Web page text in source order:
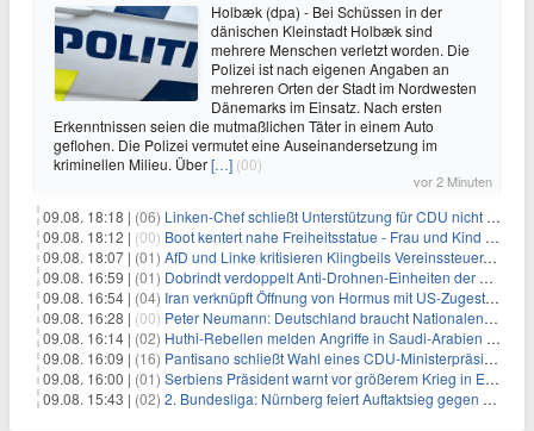
Holbæk (dpa) - Bei Schüssen in der
dänischen Kleinstadt Holbæk sind
mehrere Menschen verletzt worden. Die
Polizei ist nach eigenen Angaben an
mehreren Orten der Stadt im Nordwesten
Dänemarks im Einsatz. Nach ersten
Erkenntnissen seien die mutmaßlichen Täter in einem Auto
geflohen. Die Polizei vermutet eine Auseinandersetzung im
kriminellen Milieu. Über[…] (00)
vor 2 Minuten
09.08. 18:18 | (06) Linken-Chef schließt Unterstützung für CDU nicht aus
09.08. 18:12 | (00) Boot kentert nahe Freiheitsstatue - Frau und Kind sterben
09.08. 18:07 | (01) AfD und Linke kritisieren Klingbeils Vereinssteuer-Pläne
09.08. 16:59 | (01) Dobrindt verdoppelt Anti-Drohnen-Einheiten der Bundespolizei
09.08. 16:54 | (04) Iran verknüpft Öffnung von Hormus mit US-Zugeständnissen
09.08. 16:28 | (00) Peter Neumann: Deutschland braucht Nationalen Sicherheitsberater
09.08. 16:14 | (02) Huthi-Rebellen melden Angriffe in Saudi-Arabien und im Jemen
09.08. 16:09 | (16) Pantisano schließt Wahl eines CDU-Ministerpräsident nicht aus
09.08. 16:00 | (01) Serbiens Präsident warnt vor größerem Krieg in Europa
09.08. 15:43 | (02) 2. Bundesliga: Nürnberg feiert Auftaktsieg gegen Dresden